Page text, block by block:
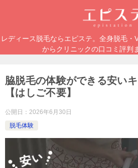
レディース脱毛ならエピステ。全身脱毛・
からクリニックの口コミ評判
脇脱毛の体験ができる安い
【はしご不要】
公開日： 2026年6月30日
脱毛体験